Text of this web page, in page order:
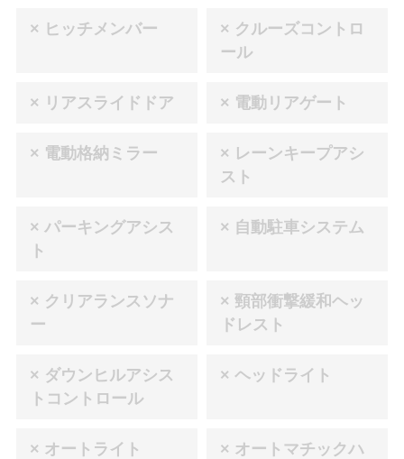
× ヒッチメンバー
× クルーズコントロ
ール
× リアスライドドア × 電動リアゲート
× 電動格納ミラー
× レーンキープアシ
スト
× パーキングアシス
ト
× 自動駐車システム
× クリアランスソナ
ー
× 頸部衝撃緩和ヘッ
ドレスト
× ダウンヒルアシス
トコントロール
× ヘッドライト
× オートライト
× オートマチックハ